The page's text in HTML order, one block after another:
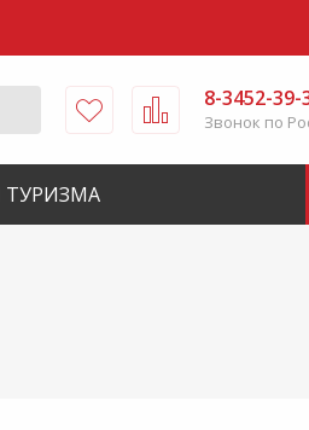
8-3452-39-
Звонок по
ТУРИЗМА